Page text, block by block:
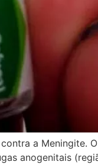
a Meningite.
anogenitais